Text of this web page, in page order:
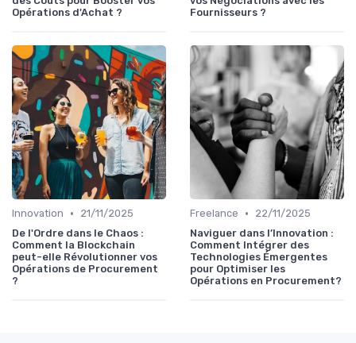
Opérations d'Achat ?
Fournisseurs ?
Innovation •
21/11/2025
De l'Ordre dans le Chaos :
Comment la Blockchain
peut-elle Révolutionner vos
Opérations de Procurement
?
Freelance •
22/11/2025
Naviguer dans l’Innovation :
Comment Intégrer des
Technologies Émergentes
pour Optimiser les
Opérations en Procurement?